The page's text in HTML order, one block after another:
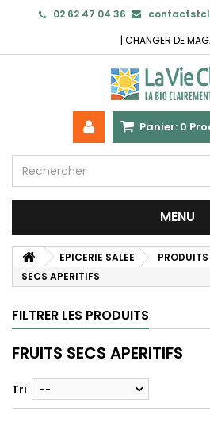
02 62 47 04 36
| CHANGER DE
Panier: 0
MENU
EPICERIE SALEE
SECS APERITIFS
FILTRER LES PRODUITS
FRUITS SECS APERITIFS
Tri --